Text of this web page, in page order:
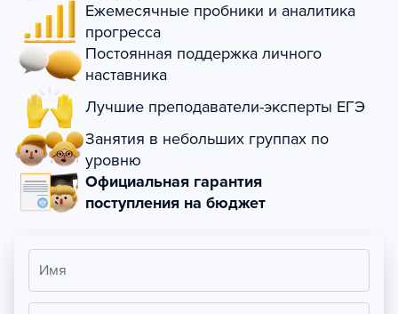
Ежемесячные пробники и аналитика
прогресса
Постоянная поддержка личного
наставника
Лучшие преподаватели-эксперты ЕГЭ
Занятия в небольших группах по
уровню
Официальная гарантия
поступления на бюджет
Имя